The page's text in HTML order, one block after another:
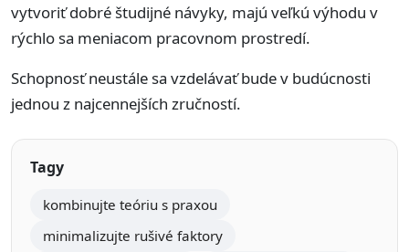
vytvoriť dobré študijné návyky, majú veľkú výhodu v
rýchlo sa meniacom pracovnom prostredí.
Schopnosť neustále sa vzdelávať bude v budúcnosti
jednou z najcennejších zručností.
Tagy
kombinujte teóriu s praxou
minimalizujte rušivé faktory